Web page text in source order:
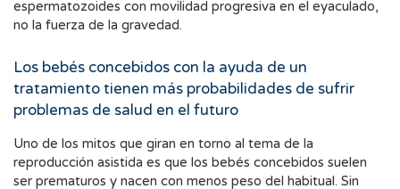
espermatozoides con movilidad progresiva en el eyaculado,
no la fuerza de la gravedad.
Los bebés concebidos con la ayuda de un
tratamiento tienen más probabilidades de sufrir
problemas de salud en el futuro
Uno de los mitos que giran en torno al tema de la
reproducción asistida es que los bebés concebidos suelen
ser prematuros y nacen con menos peso del habitual. Sin